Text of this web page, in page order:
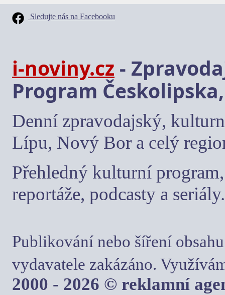
Sledujte nás na Facebooku
i-noviny.cz -
Program
Denní zpravodajský,
Lípu, Nový Bor a celý
Přehledný kulturní
reportáže, podcasty a seriály.
Publikování nebo šíření
vydavatele zakázáno.
2000 - 2026 © reklamní